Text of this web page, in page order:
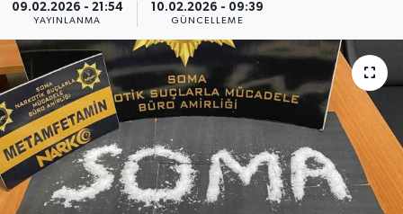
09.02.2026 - 21:54
YAYINLANMA
10.02.2026 - 09:39
GÜNCELLEME
Emlak
Gündem
Haber
Haber İlanlar
Kültür-Sanat